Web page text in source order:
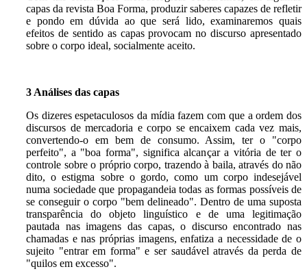
capas da revista Boa Forma, produzir saberes capazes de refletir
e pondo em dúvida ao que será lido, examinaremos quais
efeitos de sentido as capas provocam no discurso apresentado
sobre o corpo ideal, socialmente aceito.
3 Análises das capas
Os dizeres espetaculosos da mídia fazem com que a ordem dos
discursos de mercadoria e corpo se encaixem cada vez mais,
convertendo-o em bem de consumo. Assim, ter o "corpo
perfeito", a "boa forma", significa alcançar a vitória de ter o
controle sobre o próprio corpo, trazendo à baila, através do não
dito, o estigma sobre o gordo, como um corpo indesejável
numa sociedade que propagandeia todas as formas possíveis de
se conseguir o corpo "bem delineado". Dentro de uma suposta
transparência do objeto linguístico e de uma legitimação
pautada nas imagens das capas, o discurso encontrado nas
chamadas e nas próprias imagens, enfatiza a necessidade de o
sujeito "entrar em forma" e ser saudável através da perda de
"quilos em excesso".